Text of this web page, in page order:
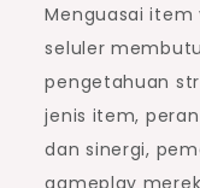
Menguasai item
seluler
pengetahuan
jenis item,
dan sinergi,
gameplay